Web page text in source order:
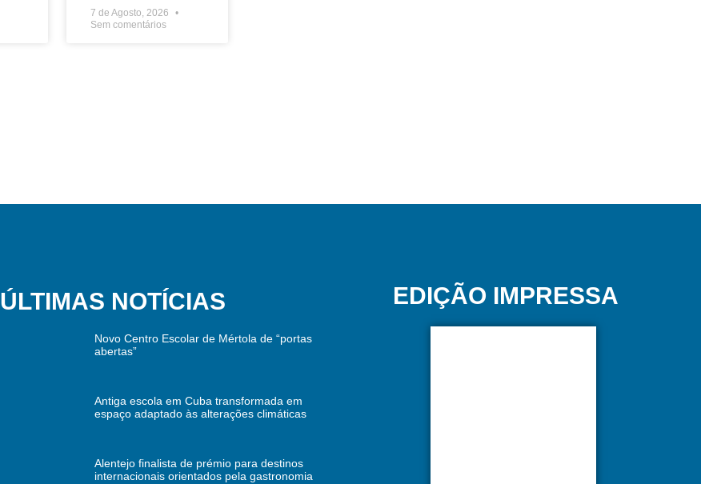
7 de Agosto, 2026
Sem comentários
ÚLTIMAS NOTÍCIAS
Novo Centro Escolar de Mértola de “portas
abertas”
Antiga escola em Cuba transformada em
espaço adaptado às alterações climáticas
Alentejo finalista de prémio para destinos
internacionais orientados pela gastronomia
EDIÇÃO IMPRESSA